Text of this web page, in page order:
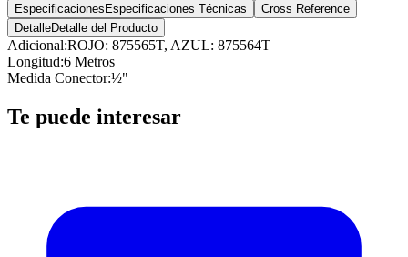
Especificaciones Especificaciones Técnicas
Cross Reference
DetalleDetalle del Producto
Adicional:ROJO: 875565T, AZUL: 875564T
Longitud:6 Metros
Medida Conector:½"
Te puede interesar